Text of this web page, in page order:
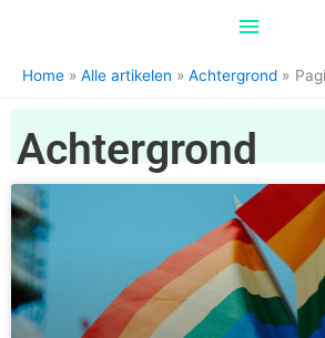
Home Alle artikelen Achtergrond
Achtergrond
Pagina
Pagina
Pagina